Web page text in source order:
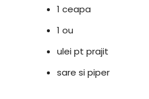
1 ceapa
1 ou
ulei pt prajit
sare si piper